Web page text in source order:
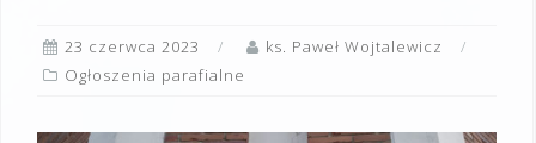
23 czerwca 2023
ks. Paweł Wojtalewicz
Ogłoszenia parafialne